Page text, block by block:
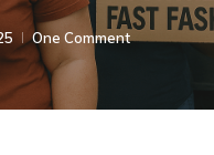
One Comment